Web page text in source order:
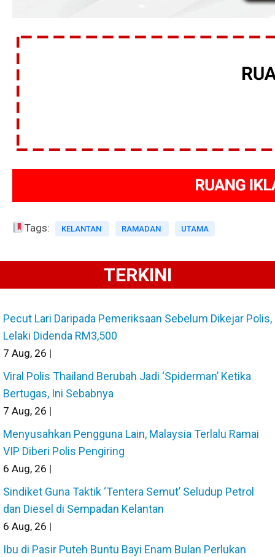
Tags: KELANTAN RAMADAN UTAMA
TERKINI
Pecut Lari Daripada Pemeriksaan Sebelum Dikejar Polis,
Lelaki Didenda RM3,500
7 Aug, 26 |
Viral Polis Thailand Berubah Jadi ‘Spiderman’ Ketika
Bertugas, Ini Sebabnya
7 Aug, 26 |
Menyusahkan Pengguna Lain, Malaysia Terlalu Ramai
VIP Diberi Polis Pengiring
6 Aug, 26 |
Sindiket Guna Taktik ‘Tentera Semut’ Seludup Petrol
dan Diesel di Sempadan Kelantan
6 Aug, 26 |
Ibu di Pasir Puteh Buntu Bayi Enam Bulan Perlukan